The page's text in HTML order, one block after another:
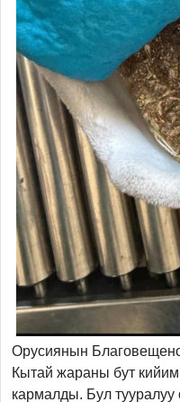
Орусиянын
Кытай жараны бут
кармалды. Бул тууралуу